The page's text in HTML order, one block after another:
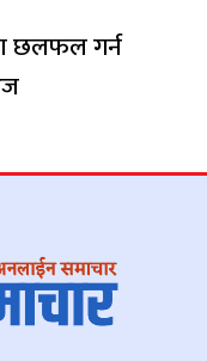
छलफल गर्न